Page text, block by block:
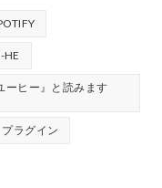
HE
ーヒー』と読みます
プラグイン